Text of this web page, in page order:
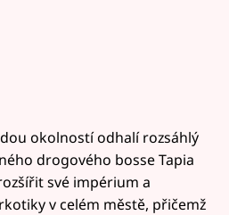
okolností odhalí rozsáhlý
drogového bosse Tapia
své impérium a
v celém městě, přičemž